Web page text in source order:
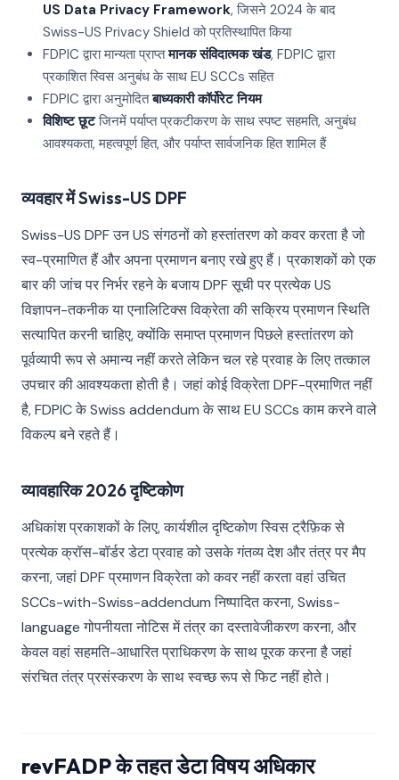
US Data Privacy Framework, जिसने 2024 के बाद
Swiss-US Privacy Shield को प्रतिस्थापित किया
FDPIC द्वारा मान्यता प्राप्तमानक संविदात्मक खंड, FDPIC द्वारा
प्रकाशित स्विस अनुबंध के साथ EU SCCs सहित
FDPIC द्वारा अनुमोदितबाध्यकारी कॉर्पोरेट नियम
विशिष्ट छूटजिनमें पर्याप्त प्रकटीकरण के साथ स्पष्ट सहमति, अनुबंध
आवश्यकता, महत्वपूर्ण हित, और पर्याप्त सार्वजनिक हित शामिल हैं
व्यवहार में Swiss-US DPF
Swiss-US DPF उन US संगठनों को हस्तांतरण को कवर करता है जो
स्व-प्रमाणित हैं और अपना प्रमाणन बनाए रखे हुए हैं। प्रकाशकों को एक
बार की जांच पर निर्भर रहने के बजाय DPF सूची पर प्रत्येक US
विज्ञापन-तकनीक या एनालिटिक्स विक्रेता की सक्रिय प्रमाणन स्थिति
सत्यापित करनी चाहिए, क्योंकि समाप्त प्रमाणन पिछले हस्तांतरण को
पूर्वव्यापी रूप से अमान्य नहीं करते लेकिन चल रहे प्रवाह के लिए तत्काल
उपचार की आवश्यकता होती है। जहां कोई विक्रेता DPF-प्रमाणित नहीं
है, FDPIC के Swiss addendum के साथ EU SCCs काम करने वाले
विकल्प बने रहते हैं।
व्यावहारिक 2026 दृष्टिकोण
अधिकांश प्रकाशकों के लिए, कार्यशील दृष्टिकोण स्विस ट्रैफ़िक से
प्रत्येक क्रॉस-बॉर्डर डेटा प्रवाह को उसके गंतव्य देश और तंत्र पर मैप
करना, जहां DPF प्रमाणन विक्रेता को कवर नहीं करता वहां उचित
SCCs-with-Swiss-addendum निष्पादित करना, Swiss-
language गोपनीयता नोटिस में तंत्र का दस्तावेजीकरण करना, और
केवल वहां सहमति-आधारित प्राधिकरण के साथ पूरक करना है जहां
संरचित तंत्र प्रसंस्करण के साथ स्वच्छ रूप से फिट नहीं होते।
revFADP के तहत डेटा विषय अधिकार